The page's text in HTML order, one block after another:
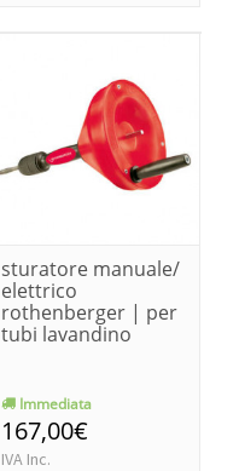
sturatore manuale/
elettrico
rothenberger | per
tubi lavandino
Immediata
167,00€
IVA Inc.